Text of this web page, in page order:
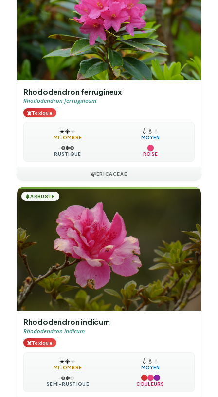
Rhododendron ferrugineux
Rhododendron ferrugineum
☠️Toxique
☀️☀️☀️
MI-OMBRE
💧 💧 💧
MOYEN
❄️❄️❄️
RUSTIQUE ROSE
🍃ERICACEAE
🌲ARBUSTE
Rhododendron indicum
Rhododendron indicum
☠️Toxique
☀️☀️☀️
MI-OMBRE
💧 💧 💧
MOYEN
❄️❄️❄️
SEMI-RUSTIQUE COULEURS